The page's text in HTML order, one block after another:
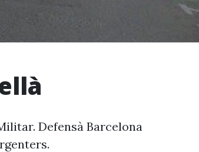
Defensà Barcelona